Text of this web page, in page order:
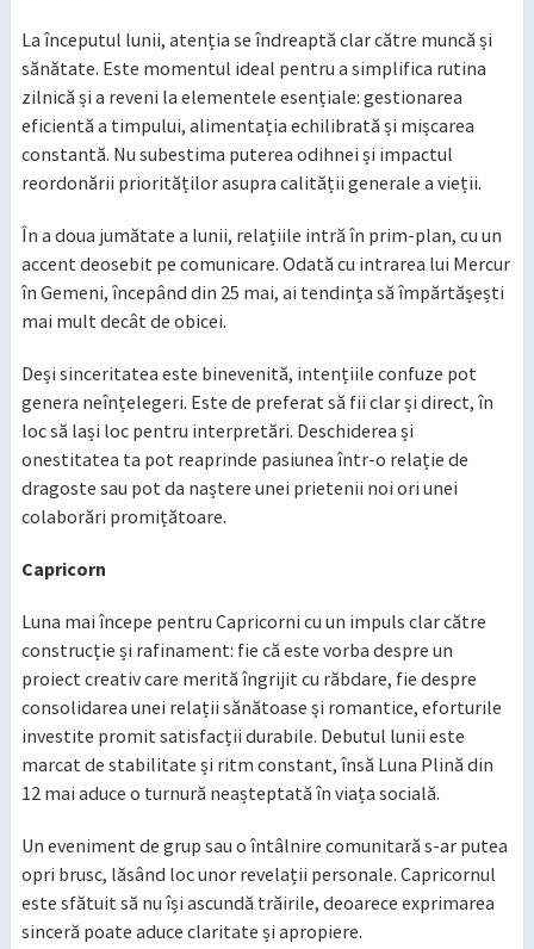
La începutul lunii, atenția se îndreaptă clar către muncă și
sănătate. Este momentul ideal pentru a simplifica rutina
zilnică și a reveni la elementele esențiale: gestionarea
eficientă a timpului, alimentația echilibrată și mișcarea
constantă. Nu subestima puterea odihnei și impactul
reordonării priorităților asupra calității generale a vieții.
În a doua jumătate a lunii, relațiile intră în prim-plan, cu un
accent deosebit pe comunicare. Odată cu intrarea lui Mercur
în Gemeni, începând din 25 mai, ai tendința să împărtășești
mai mult decât de obicei.
Deși sinceritatea este binevenită, intențiile confuze pot
genera neînțelegeri. Este de preferat să fii clar și direct, în
loc să lași loc pentru interpretări. Deschiderea și
onestitatea ta pot reaprinde pasiunea într-o relație de
dragoste sau pot da naștere unei prietenii noi ori unei
colaborări promițătoare.
Capricorn
Luna mai începe pentru Capricorni cu un impuls clar către
construcție și rafinament: fie că este vorba despre un
proiect creativ care merită îngrijit cu răbdare, fie despre
consolidarea unei relații sănătoase și romantice, eforturile
investite promit satisfacții durabile. Debutul lunii este
marcat de stabilitate și ritm constant, însă Luna Plină din
12 mai aduce o turnură neașteptată în viața socială.
Un eveniment de grup sau o întâlnire comunitară s-ar putea
opri brusc, lăsând loc unor revelații personale. Capricornul
este sfătuit să nu își ascundă trăirile, deoarece exprimarea
sinceră poate aduce claritate și apropiere.